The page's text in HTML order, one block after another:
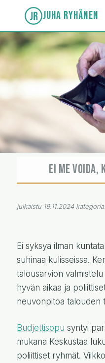
JUHA RYHÄNEN
EI ME VOIDA,
julkaistu 19.11.2024
Ei syksyä ilman
suhinaa kulisseissa.
talousarvion
hyvän aikaa ja
neuvonpitoa talouden
Budjettisopu syntyi
mukana Keskustaa
poliittiset ryhmät.